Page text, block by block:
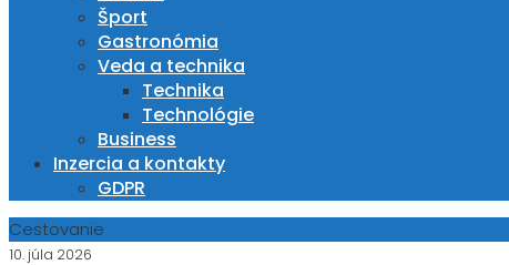
Šport
Gastronómia
Veda a technika
Technika
Technológie
Business
Inzercia a kontakty
GDPR
Cestovanie
10. júla 2026